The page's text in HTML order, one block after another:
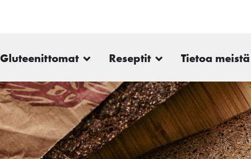
Gluteenittomat Reseptit Tietoa meistä